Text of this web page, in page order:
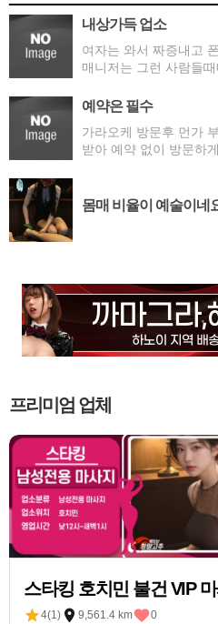
내상가득 업소
여자는 와서 짜증내고
매니저는 그런 사람들
사과를 했으니 끝이고
다 또는 내가 왜 물어줘
객을 개 호구로 봄. 서비
은 그 여자가 받았으니
예약은 필수
가라오케 방문후 먼가 부족함을
받아 예약 없이 방문하게 되었습니
들이 있지만 추천드립니
몸매 비율이 예술이네
프리미엄 업체
스타킹 호치민 불건 VIP
지 안마
4(1) 9,561.4 km 0